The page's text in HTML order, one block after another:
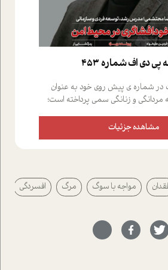
دي اف شماره 453
شماره ی پیش روی خود به عنوان
و زنانگی سمی پرداخته است؛
در بخش های مختلف تلاش کرده ایم
به این موضوع مهم بپردازیم.فصل
بخش دو فنجان داغ به سراغ افرادی
را در عمل به اثبات رسانده اند؛ سید
بیست و پنجمین سال فعالیت حرفه
عزیز زاده؛ سفیر صلح و دوستی که
از هفتاد کشور و کاشتن درخت، به نماد
زیست و منابع طبیعی تبدیل گشته
ها در این شماره به دو موضوع
مشاهده جزئیات
مواجه با سوگ مرگ افسردگی